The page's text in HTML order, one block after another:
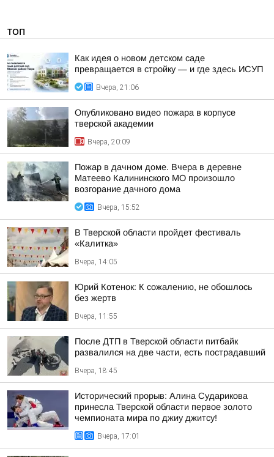
ТОП
Как идея о новом детском саде
превращается в стройку — и где здесь ИСУП
Вчера, 21:06
Опубликовано видео пожара в корпусе
тверской академии
Вчера, 20:09
Пожар в дачном доме. Вчера в деревне
Матеево Калининского МО произошло
возгорание дачного дома
Вчера, 15:52
В Тверской области пройдет фестиваль
«Калитка»
Вчера, 14:05
Юрий Котенок: К сожалению, не обошлось
без жертв
Вчера, 11:55
После ДТП в Тверской области питбайк
развалился на две части, есть пострадавший
Вчера, 18:45
Исторический прорыв: Алина Сударикова
принесла Тверской области первое золото
чемпионата мира по джиу джитсу!
Вчера, 17:01